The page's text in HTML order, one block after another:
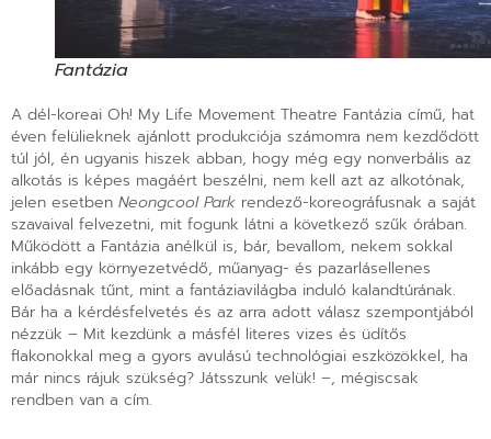
Fantázia
A dél-koreai Oh! My Life Movement Theatre Fantázia című, hat
éven felülieknek ajánlott produkciója számomra nem kezdődött
túl jól, én ugyanis hiszek abban, hogy még egy nonverbális az
alkotás is képes magáért beszélni, nem kell azt az alkotónak,
jelen esetben Neongcool Park rendező-koreográfusnak a saját
szavaival felvezetni, mit fogunk látni a következő szűk órában.
Működött a Fantázia anélkül is, bár, bevallom, nekem sokkal
inkább egy környezetvédő, műanyag- és pazarlásellenes
előadásnak tűnt, mint a fantáziavilágba induló kalandtúrának.
Bár ha a kérdésfelvetés és az arra adott válasz szempontjából
nézzük – Mit kezdünk a másfél literes vizes és üdítős
flakonokkal meg a gyors avulású technológiai eszközökkel, ha
már nincs rájuk szükség? Játsszunk velük! –, mégiscsak
rendben van a cím.